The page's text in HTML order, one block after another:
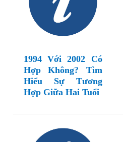
1994 Với 2002 Có
Hợp Không? Tìm
Hiểu Sự Tương
Hợp Giữa Hai Tuổi